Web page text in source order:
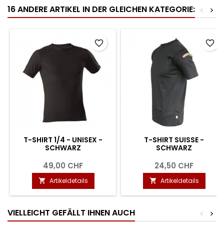
16 ANDERE ARTIKEL IN DER GLEICHEN KATEGORIE: >
<
T-SHIRT 1/4 - UNISEX -
SCHWARZ
49,00 CHF
 Artikeldetails
favorite_border
T-SHIRT SUISSE -
SCHWARZ
24,50 CHF
 Artikeldetails
favorite_border
VIELLEICHT GEFÄLLT IHNEN AUCH >
<